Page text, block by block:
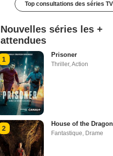
Top consultations des séries TV
Nouvelles séries les +
attendues
1
Prisoner
Thriller,Action
2
House of the Dragon
Fantastique, Drame